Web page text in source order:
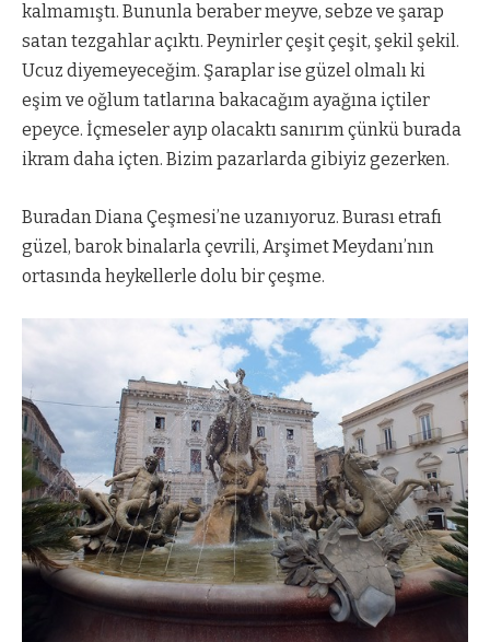
kalmamıştı. Bununla beraber meyve, sebze ve şarap
satan tezgahlar açıktı. Peynirler çeşit çeşit, şekil şekil.
Ucuz diyemeyeceğim. Şaraplar ise güzel olmalı ki
eşim ve oğlum tatlarına bakacağım ayağına içtiler
epeyce. İçmeseler ayıp olacaktı sanırım çünkü burada
ikram daha içten. Bizim pazarlarda gibiyiz gezerken.
Buradan Diana Çeşmesi’ne uzanıyoruz. Burası etrafı
güzel, barok binalarla çevrili, Arşimet Meydanı’nın
ortasında heykellerle dolu bir çeşme.